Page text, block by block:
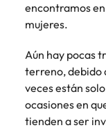
encontramos en
mujeres.
Aún hay pocas
terreno, debido
veces están
ocasiones en
tienden a ser